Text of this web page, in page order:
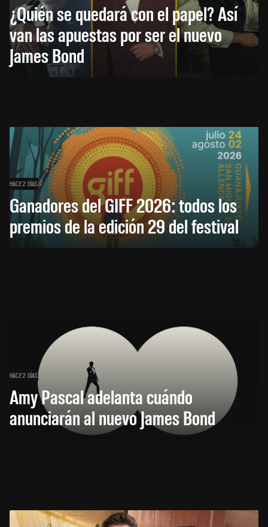
¿Quién se quedará con el papel? Así
van las apuestas por ser el nuevo
James Bond
HACE 2 DÍAS
Ganadores del GIFF 2026: todos los
premios de la edición 29 del festival
HACE 2 DÍAS
Amy Pascal adelanta cuándo
anunciarán al nuevo James Bond